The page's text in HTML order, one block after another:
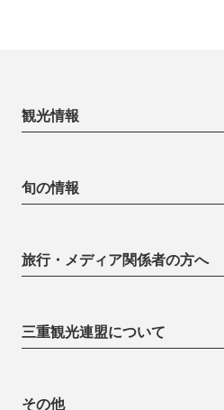
観光情報
旬の情報
旅行・メディア関係者の方へ
三重観光連盟について
その他